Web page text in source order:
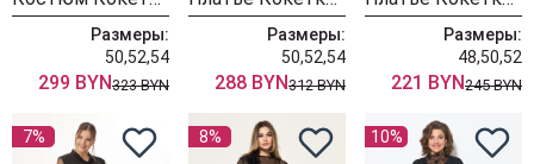
Размеры:
50,52,54
299 BYN323 BYN
Размеры:
50,52,54
288 BYN312 BYN
Размеры:
48,50,52
221 BYN245 BYN
7% 8% 10%